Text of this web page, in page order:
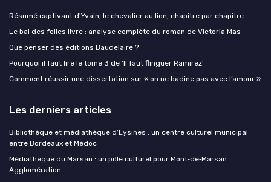
Résumé captivant d'Yvain, le chevalier au lion, chapitre par chapitre
Le bal des folles livre : analyse complète du roman de Victoria Mas
Que penser des éditions Baudelaire ?
Pourquoi il faut lire le tome 3 de 'Il faut flinguer Ramirez'
Comment réussir une dissertation sur « on ne badine pas avec l’amour »
Les derniers articles
Bibliothèque et médiathèque d’Eysines : un centre culturel municipal
entre Bordeaux et Médoc
Médiathèque du Marsan : un pôle culturel pour Mont‑de‑Marsan
Agglomération